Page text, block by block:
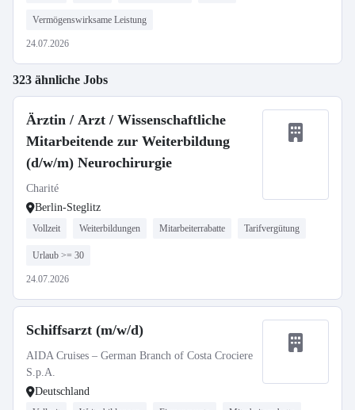
Vermögenswirksame Leistung
24.07.2026
323 ähnliche Jobs
Ärztin / Arzt / Wissenschaftliche
Mitarbeitende zur Weiterbildung
(d/w/m) Neurochirurgie
Charité
Berlin-Steglitz
Vollzeit Weiterbildungen Mitarbeiterrabatte Tarifvergütung
Urlaub >= 30
24.07.2026
Schiffsarzt (m/w/d)
AIDA Cruises – German Branch of Costa Crociere
S.p.A.
Deutschland